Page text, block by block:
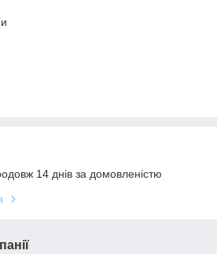
14 днів за домовленістю